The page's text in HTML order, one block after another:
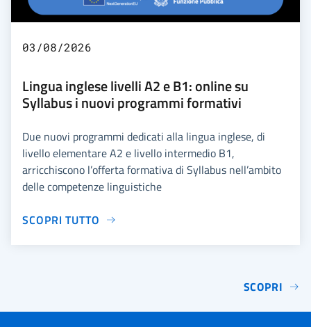
03/08/2026
Lingua inglese livelli A2 e B1: online su
Syllabus i nuovi programmi formativi
Due nuovi programmi dedicati alla lingua inglese, di
livello elementare A2 e livello intermedio B1,
arricchiscono l’offerta formativa di Syllabus nell’ambito
delle competenze linguistiche
SCOPRI TUTTO
SCOPRI